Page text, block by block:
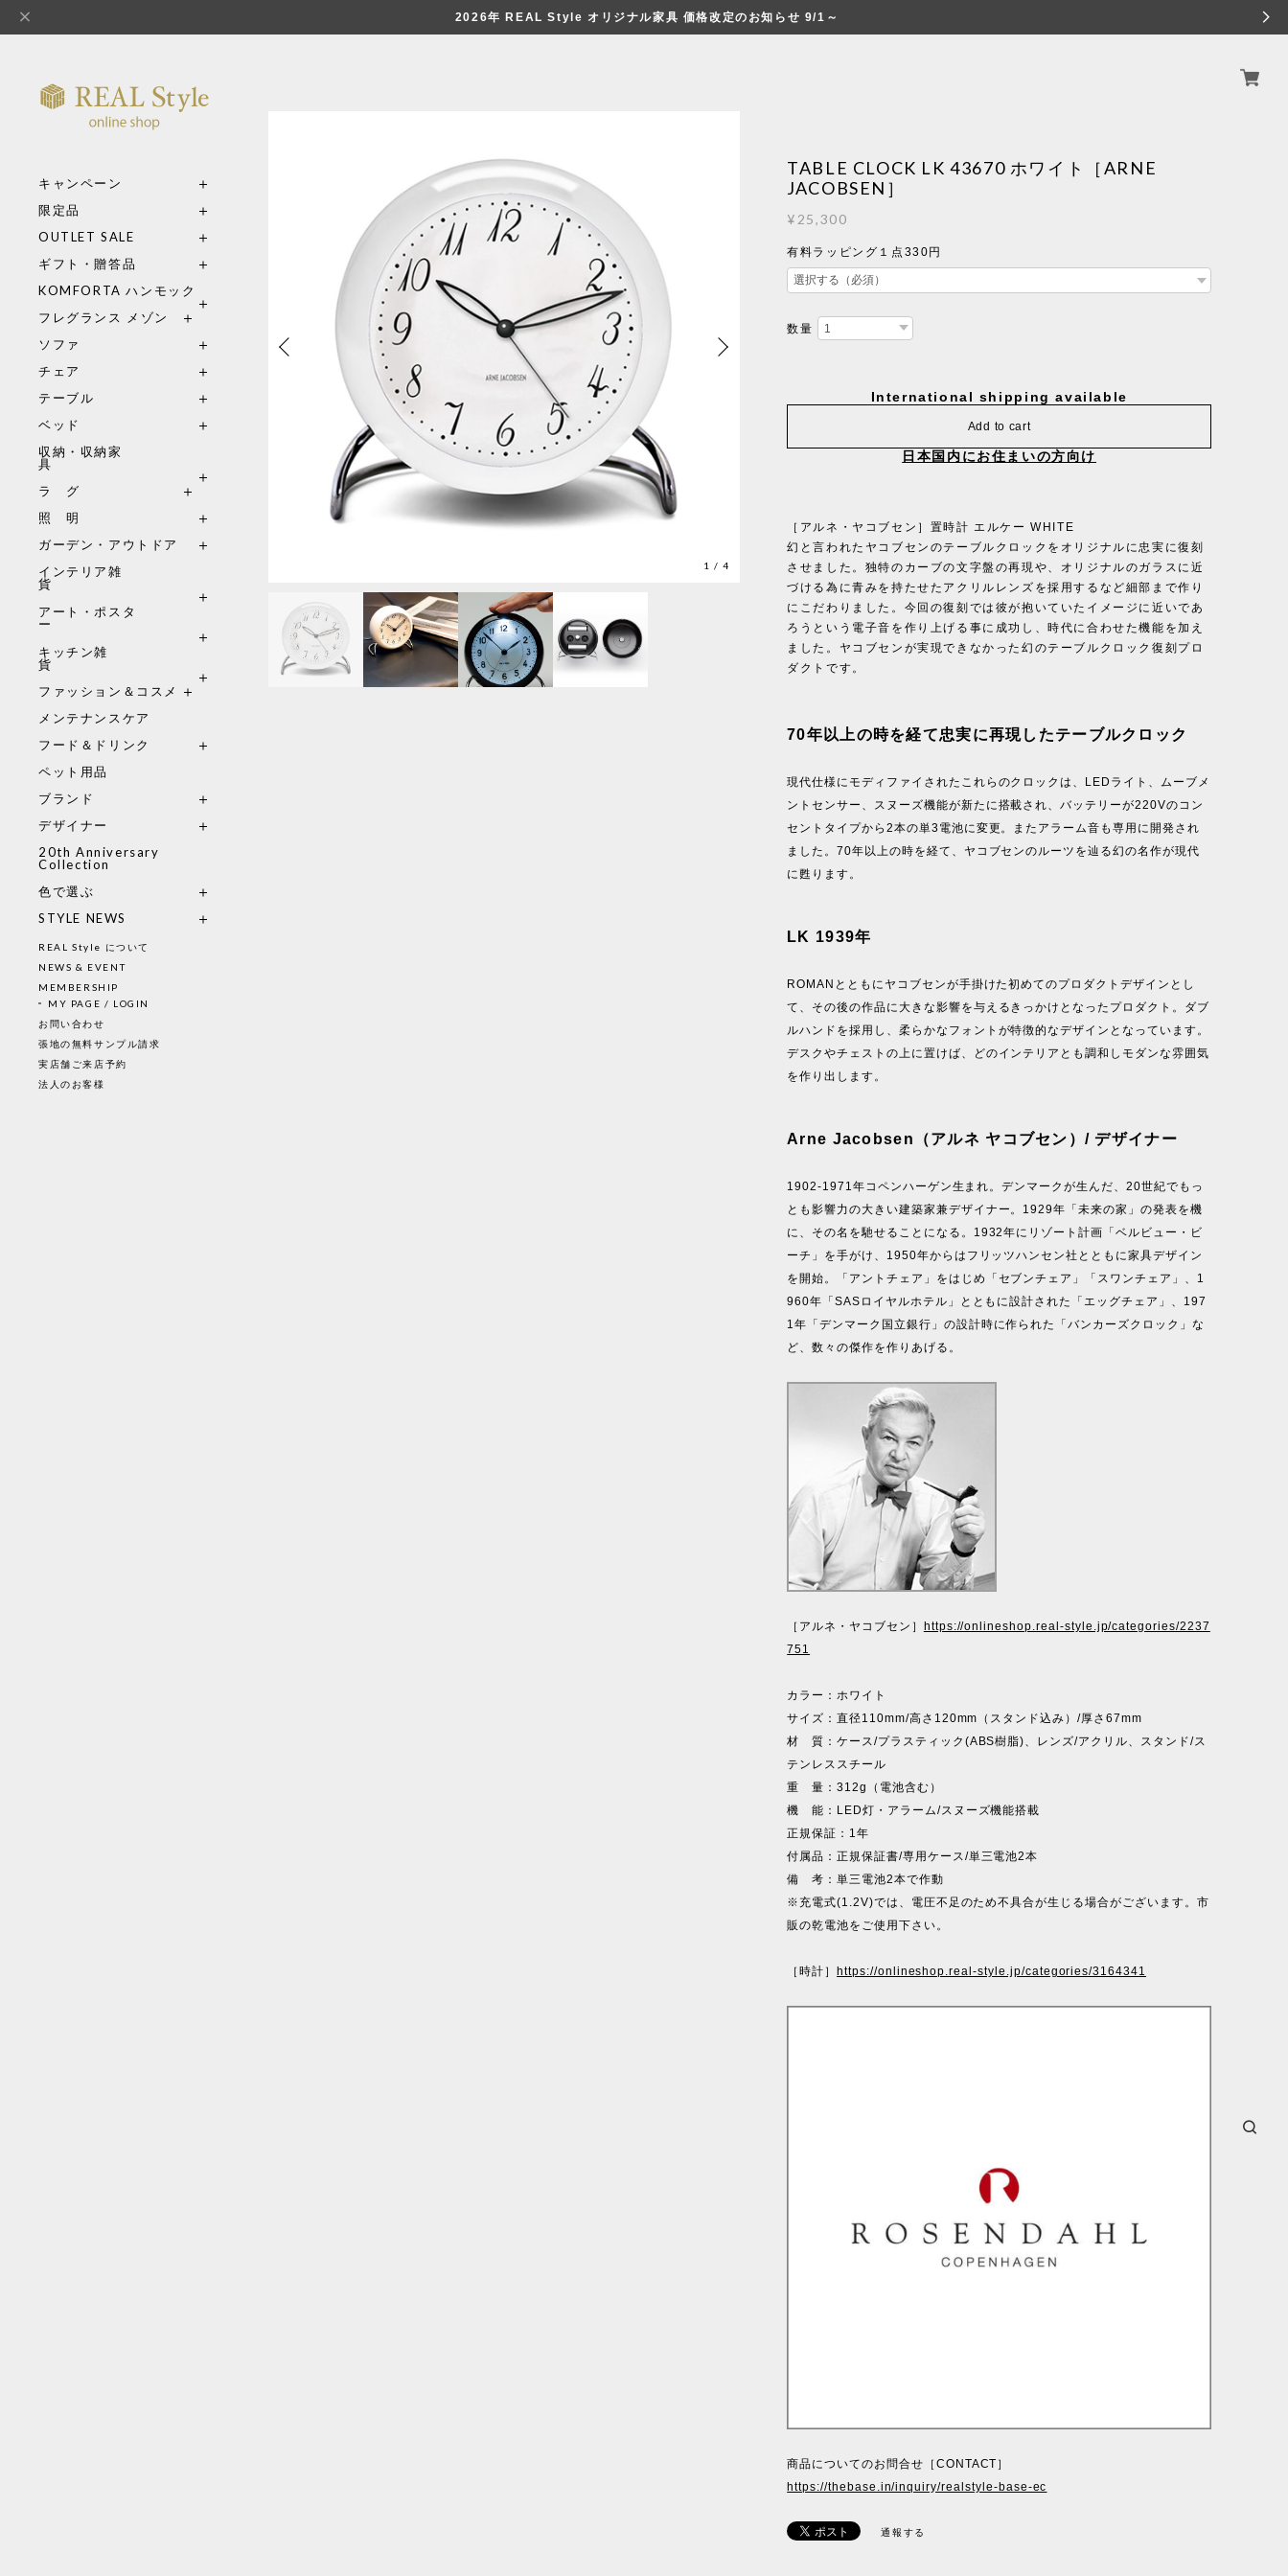
2026年 REAL Style オリジナル家具 価格改定のお知らせ 9/1～
キャンペーン
限定品
OUTLET SALE
ギフト・贈答品
KOMFORTA ハンモック
フレグランス メゾン
ソファ
チェア
テーブル
ベッド
収納・収納家
具
ラ グ
照 明
ガーデン・アウトドア
インテリア雑
貨
アート・ポスタ
ー
キッチン雑
貨
ファッション＆コスメ
メンテナンスケア
フード＆ドリンク
ペット用品
ブランド
デザイナー
20th Anniversary
Collection
色で選ぶ
STYLE NEWS
REAL Style について
NEWS & EVENT
MEMBERSHIP
MY PAGE / LOGIN
お問い合わせ
張地の無料サンプル請求
実店舗ご来店予約
法人のお客様
1 /4
TABLE CLOCK LK 43670 ホワイト［ARNE
JACOBSEN］
¥25,300
有料ラッピング１点330円
数量
International shipping available
Add to cart
日本国内にお住まいの方向け
［アルネ・ヤコブセン］置時計 エルケー WHITE
幻と言われたヤコブセンのテーブルクロックをオリジナルに忠実に復刻
させました。独特のカーブの文字盤の再現や、オリジナルのガラスに近
づける為に青みを持たせたアクリルレンズを採用するなど細部まで作り
にこだわりました。今回の復刻では彼が抱いていたイメージに近いであ
ろうという電子音を作り上げる事に成功し、時代に合わせた機能を加え
ました。ヤコブセンが実現できなかった幻のテーブルクロック復刻プロ
ダクトです。
70年以上の時を経て忠実に再現したテーブルクロック
現代仕様にモディファイされたこれらのクロックは、LEDライト、ムーブメ
ントセンサー、スヌーズ機能が新たに搭載され、バッテリーが220Vのコン
セントタイプから2本の単3電池に変更。またアラーム音も専用に開発され
ました。70年以上の時を経て、ヤコブセンのルーツを辿る幻の名作が現代
に甦ります。
LK 1939年
ROMANとともにヤコブセンが手掛けた初めてのプロダクトデザインとし
て、その後の作品に大きな影響を与えるきっかけとなったプロダクト。ダブ
ルハンドを採用し、柔らかなフォントが特徴的なデザインとなっています。
デスクやチェストの上に置けば、どのインテリアとも調和しモダンな雰囲気
を作り出します。
Arne Jacobsen（アルネ ヤコブセン）/ デザイナー
1902-1971年コペンハーゲン生まれ。デンマークが生んだ、20世紀でもっ
とも影響力の大きい建築家兼デザイナー。1929年「未来の家」の発表を機
に、その名を馳せることになる。1932年にリゾート計画「ベルビュー・ビ
ーチ」を手がけ、1950年からはフリッツハンセン社とともに家具デザイン
を開始。「アントチェア」をはじめ「セブンチェア」「スワンチェア」、1
960年「SASロイヤルホテル」とともに設計された「エッグチェア」、197
1年「デンマーク国立銀行」の設計時に作られた「バンカーズクロック」な
ど、数々の傑作を作りあげる。
［アルネ・ヤコブセン］ https://onlineshop.real-style.jp/categories/2237
751
カラー：ホワイト
サイズ：直径110mm/高さ120mm（スタンド込み）/厚さ67mm
材 質：ケース/プラスティック(ABS樹脂)、レンズ/アクリル、スタンド/ス
テンレススチール
重 量：312g（電池含む）
機 能：LED灯・アラーム/スヌーズ機能搭載
正規保証：1年
付属品：正規保証書/専用ケース/単三電池2本
備 考：単三電池2本で作動
※充電式(1.2V)では、電圧不足のため不具合が生じる場合がございます。市
販の乾電池をご使用下さい。
［時計］https://onlineshop.real-style.jp/categories/3164341
商品についてのお問合せ［CONTACT］
https://thebase.in/inquiry/realstyle-base-ec
通報する